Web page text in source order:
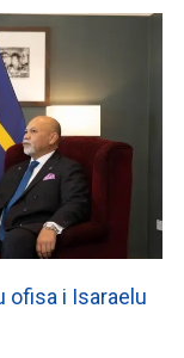
ofisa i Isaraelu